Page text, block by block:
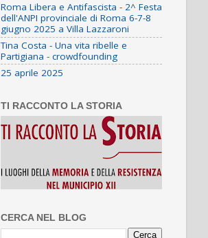
Roma Libera e Antifascista - 2^ Festa
dell'ANPI provinciale di Roma 6-7-8
giugno 2025 a Villa Lazzaroni
Tina Costa - Una vita ribelle e
Partigiana - crowdfounding
25 aprile 2025
TI RACCONTO LA STORIA
CERCA NEL BLOG